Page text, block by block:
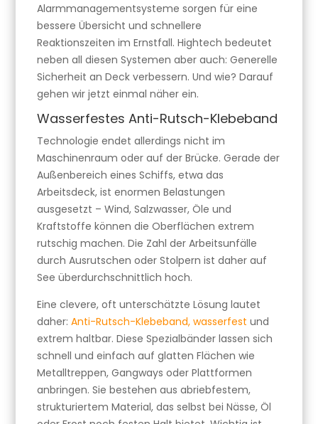
Alarmmanagementsysteme sorgen für eine
bessere Übersicht und schnellere
Reaktionszeiten im Ernstfall. Hightech bedeutet
neben all diesen Systemen aber auch: Generelle
Sicherheit an Deck verbessern. Und wie? Darauf
gehen wir jetzt einmal näher ein.
Wasserfestes Anti-Rutsch-Klebeband
Technologie endet allerdings nicht im
Maschinenraum oder auf der Brücke. Gerade der
Außenbereich eines Schiffs, etwa das
Arbeitsdeck, ist enormen Belastungen
ausgesetzt – Wind, Salzwasser, Öle und
Kraftstoffe können die Oberflächen extrem
rutschig machen. Die Zahl der Arbeitsunfälle
durch Ausrutschen oder Stolpern ist daher auf
See überdurchschnittlich hoch.
Eine clevere, oft unterschätzte Lösung lautet
daher:Anti-Rutsch-Klebeband, wasserfest und
extrem haltbar. Diese Spezialbänder lassen sich
schnell und einfach auf glatten Flächen wie
Metalltreppen, Gangways oder Plattformen
anbringen. Sie bestehen aus abriebfestem,
strukturiertem Material, das selbst bei Nässe, Öl